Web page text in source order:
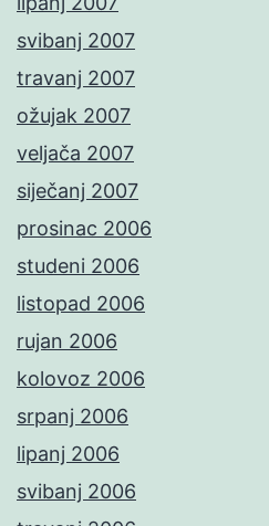
svibanj 2007
travanj 2007
ožujak 2007
veljača 2007
siječanj 2007
prosinac 2006
studeni 2006
listopad 2006
rujan 2006
kolovoz 2006
srpanj 2006
lipanj 2006
svibanj 2006